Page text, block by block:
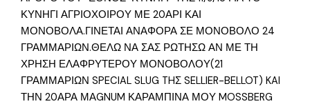
ΚΥΝΗΓΙ ΑΓΡΙΟΧΟΙΡΟΥ ΜΕ 20ΑΡΙ ΚΑΙ
ΜΟΝΟΒΟΛΑ.ΓΙΝΕΤΑΙ ΑΝΑΦΟΡΑ ΣΕ ΜΟΝΟΒΟΛΟ 24
ΓΡΑΜΜΑΡΙΩΝ.ΘΕΛΩ ΝΑ ΣΑΣ ΡΩΤΗΣΩ ΑΝ ΜΕ ΤΗ
ΧΡΗΣΗ ΕΛΑΦΡΥΤΕΡΟΥ ΜΟΝΟΒΟΛΟΥ(21
ΓΡΑΜΜΑΡΙΩΝ SPECIAL SLUG THΣ SELLIER-BELLOT) KAI
ΤΗΝ 20ΑΡΑ ΜΑGNUM ΚΑΡΑΜΠΙΝΑ ΜΟΥ MOSSBERG